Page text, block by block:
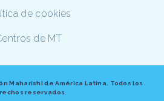
de cookies
de MT
Maharishi de América Latina. Todos los
reservados.